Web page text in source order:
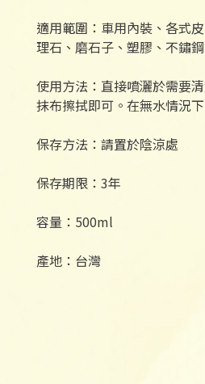
適用範圍：車用內裝、各式
理石、磨石子、塑膠、不鏽
使用方法：直接噴灑於需要
抹布擦拭即可。在無水情況
保存方法：請置於陰涼處
保存期限：3年
容量：500ml
產地：台灣